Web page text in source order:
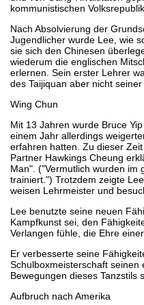
kommunistischen
Nach Absolvierung der
Jugendlicher wurde Lee, wie
sie sich den Chinesen
wiederum die englischen
erlernen. Sein erster Lehrer
des Taijiquan aber nicht
Wing Chun
Mit 13 Jahren wurde Bruce
einem Jahr allerdings
erfahren hatten. Zu dieser
Partner Hawkings Cheung
Man". ("Vermutlich wurden im
trainiert.") Trotzdem zeigte
weisen Lehrmeister und
Lee benutzte seine neuen
Kampfkunst sei, den
Verlangen fühle, die Ehre
Er verbesserte seine
Schulboxmeisterschaft
Bewegungen dieses Tanzstils
Aufbruch nach Amerika